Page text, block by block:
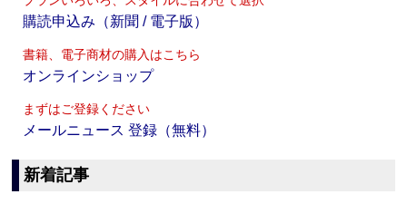
購読申込み（新聞 / 電子版）
書籍、電子商材の購入はこちら
オンラインショップ
まずはご登録ください
メールニュース 登録（無料）
新着記事